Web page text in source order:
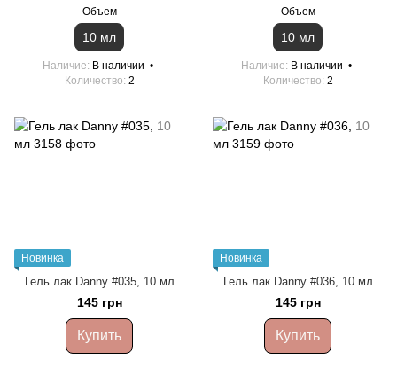
Объем
10 мл
Наличие
В наличии
Количество 2
Объем
10 мл
Наличие
В наличии
Количество 2
Новинка
Гель лак Danny #035, 10 мл
145 грн
Купить
Новинка
Гель лак Danny #036, 10 мл
145 грн
Купить